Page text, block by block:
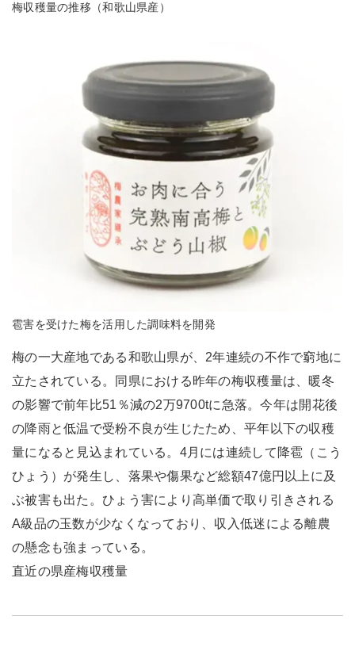
梅収穫量の推移（和歌山県産）
雹害を受けた梅を活用した調味料を開発
梅の一大産地である和歌山県が、2年連続の不作で窮地に
立たされている。同県における昨年の梅収穫量は、暖冬
の影響で前年比51％減の2万9700tに急落。今年は開花後
の降雨と低温で受粉不良が生じたため、平年以下の収穫
量になると見込まれている。4月には連続して降雹（こう
ひょう）が発生し、落果や傷果など総額47億円以上に及
ぶ被害も出た。ひょう害により高単価で取り引きされる
A級品の玉数が少なくなっており、収入低迷による離農
の懸念も強まっている。
直近の県産梅収穫量